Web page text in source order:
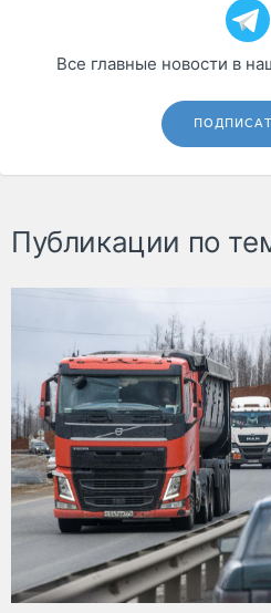
Все главные новости в
Публикации по